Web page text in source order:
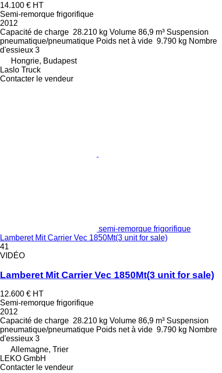
14.100 € HT
Semi-remorque frigorifique
2012
Capacité de charge 28.210 kg Volume 86,9 m³ Suspension
pneumatique/pneumatique Poids net à vide 9.790 kg Nombre
d'essieux 3
Hongrie, Budapest
Laslo Truck
Contacter le vendeur
semi-remorque frigorifique
Lamberet Mit Carrier Vec 1850Mt(3 unit for sale)
41
VIDÉO
Lamberet Mit Carrier Vec 1850Mt(3 unit for sale)
12.600 € HT
Semi-remorque frigorifique
2012
Capacité de charge 28.210 kg Volume 86,9 m³ Suspension
pneumatique/pneumatique Poids net à vide 9.790 kg Nombre
d'essieux 3
Allemagne, Trier
LEKO GmbH
Contacter le vendeur